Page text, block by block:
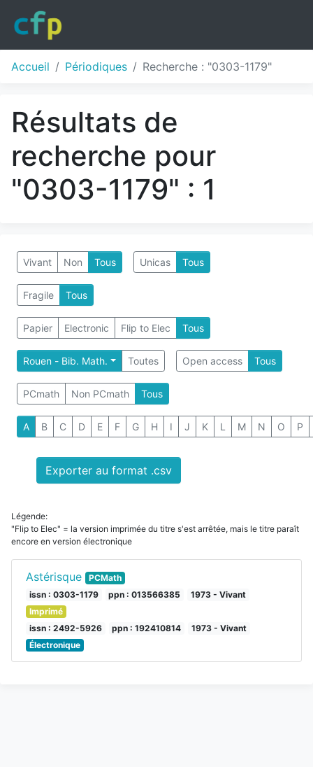
Accueil Périodiques Recherche : "0303-1179"
Résultats de
recherche pour
"0303-1179" : 1
Vivant Non Tous Unicas Tous
Fragile Tous
Papier Electronic Flip to Elec Tous
Rouen - Bib. Math. Toutes Open access Tous
PCmath Non PCmath Tous
A B C D E F G H I J K L M N O P
Exporter au format .csv
Légende:
"Flip to Elec" = la version imprimée du titre s'est arrêtée, mais le titre paraît
encore en version électronique
Astérisque
PCMath
issn : 0303-1179
ppn : 013566385
1973 - Vivant
Imprimé
issn : 2492-5926
ppn : 192410814
1973 - Vivant
Électronique